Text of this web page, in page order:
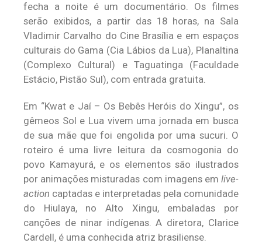
fecha a noite é um documentário. Os filmes
serão exibidos, a partir das 18 horas, na Sala
Vladimir Carvalho do Cine Brasília e em espaços
culturais do Gama (Cia Lábios da Lua), Planaltina
(Complexo Cultural) e Taguatinga (Faculdade
Estácio, Pistão Sul), com entrada gratuita.
Em “Kwat e Jaí – Os Bebês Heróis do Xingu”, os
gêmeos Sol e Lua vivem uma jornada em busca
de sua mãe que foi engolida por uma sucuri. O
roteiro é uma livre leitura da cosmogonia do
povo Kamayurá, e os elementos são ilustrados
por animações misturadas com imagens em live-
action captadas e interpretadas pela comunidade
do Hiulaya, no Alto Xingu, embaladas por
canções de ninar indígenas. A diretora, Clarice
Cardell, é uma conhecida atriz brasiliense.